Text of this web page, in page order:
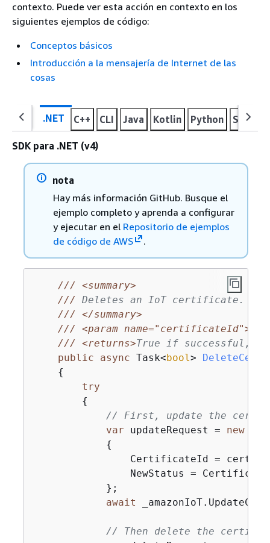
contexto. Puede ver esta acción en contexto en los
siguientes ejemplos de código:
Conceptos básicos
Introducción a la mensajería de Internet de las
cosas
.NET C++ CLI Java Kotlin Python SAP
SDK para .NET (v4)
nota
Hay más información GitHub. Busque el
ejemplo completo y aprenda a configurar
y ejecutar en el Repositorio de ejemplos
de código de AWS
.
///
<summary>
/// Deletes an IoT certificate.
///
</summary>
///
<param name="certificateId">
///
<returns>True if successful,
public
async Task<bool>
{
try
{
// First, update the
var updateRequest = new
{
CertificateId =
NewStatus =
            };
await
// Then delete the